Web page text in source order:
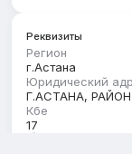
Реквизиты
Регион
г.Астана
Юридический
Г.АСТАНА,
Кбе
17